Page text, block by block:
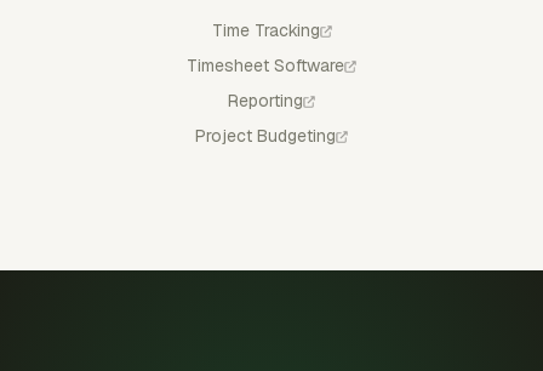
Time Tracking
Timesheet Software
Reporting
Project Budgeting